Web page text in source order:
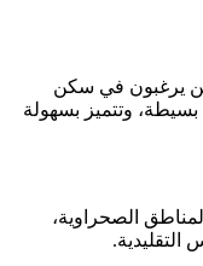
يرغبون في سكن
وتتميز بسهولة
الصحراوية،
التقليدية.